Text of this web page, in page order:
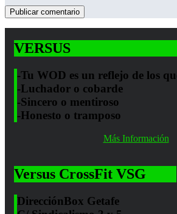
VERSUS
-Tu WOD es un reflejo de los
-Luchador o cobarde
-Sincero o mentiroso
-Honesto o tramposo
Más Información
Versus CrossFit VSG
DirecciónBox Getafe